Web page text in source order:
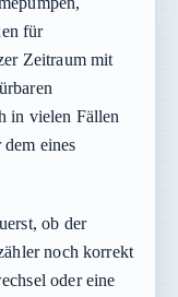
für
Zeitraum mit
in vielen Fällen
eines
ob der
noch korrekt
oder eine